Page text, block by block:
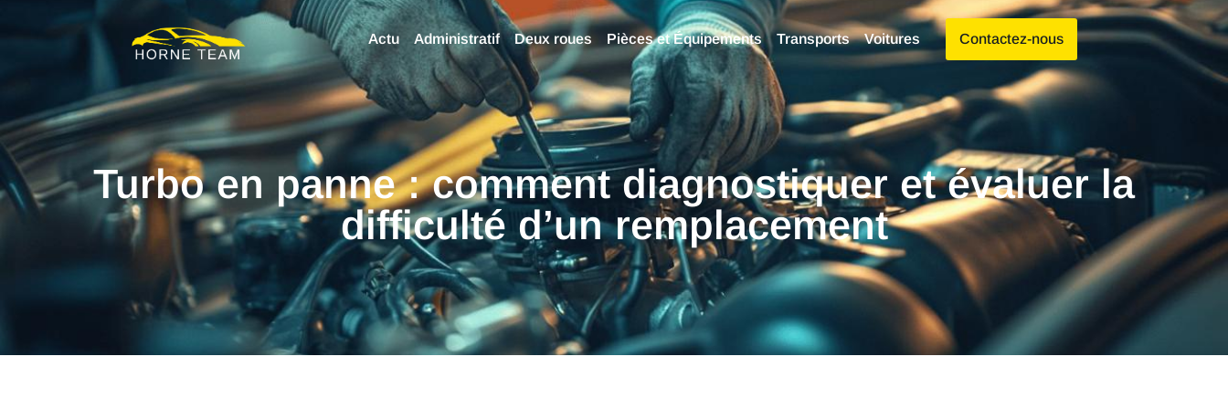
Actu Administratif Deux roues Pièces et Équipements Transports Voitures Contactez-nous
Turbo en panne : comment diagnostiquer et évaluer la
difficulté d’un remplacement